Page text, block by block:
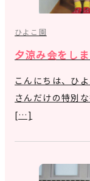
ひよこ園
夕涼み会をし
こんにちは、ひ
さんだけの特別
[…]